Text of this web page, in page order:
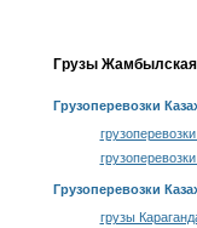
Грузы Жамбылская
Грузоперевозки
Грузоперевозки
грузы